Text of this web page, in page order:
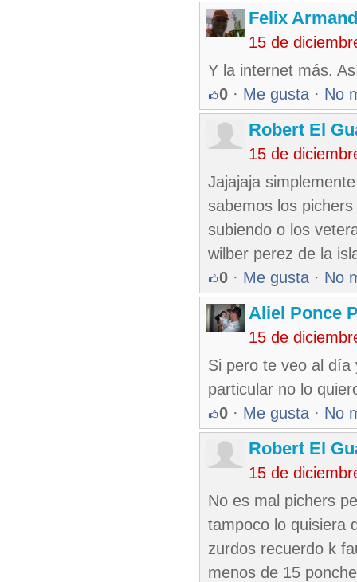
Felix
15 de
Y la internet más.
0 · Me gusta · No
Robert El
15 de
Jajajaja
sabemos los
subiendo o los
wilber perez de la
0 · Me gusta · No
Aliel Ponce
15 de
Si pero te veo al día
particular no lo
0 · Me gusta · No
Robert El
15 de
No es mal pichers
tampoco lo quisiera
zurdos recuerdo k
menos de 15